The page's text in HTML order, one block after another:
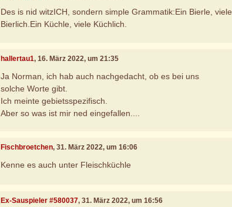
Des is nid witzICH, sondern simple Grammatik:Ein Bierle, viele
Bierlich.Ein Küchle, viele Küchlich.
hallertau1, 16. März 2022, um 21:35
Ja Norman, ich hab auch nachgedacht, ob es bei uns
solche Worte gibt.
Ich meinte gebietsspezifisch.
Aber so was ist mir ned eingefallen....
Fischbroetchen, 31. März 2022, um 16:06
Kenne es auch unter Fleischküchle
Ex-Sauspieler #580037, 31. März 2022, um 16:56